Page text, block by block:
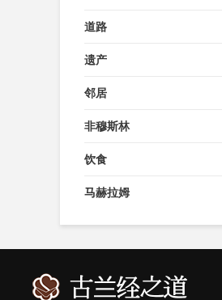
道路
遗产
邻居
非穆斯林
饮食
马赫拉姆